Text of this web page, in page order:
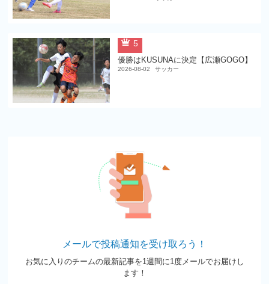
5
優勝はKUSUNAに決定【広瀬GOGO】
2026-08-02 サッカー
メールで投稿通知を受け取ろう！
お気に入りのチームの最新記事を1週間に1度メールでお届けし
ます！